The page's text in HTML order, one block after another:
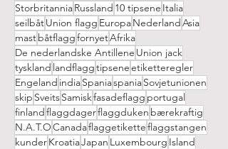
StorbritanniaRussland 10 tipsene Italia
seilbåtUnion flagg EuropaNederlandAsia
mastbåtflaggfornyetAfrika
De nederlandske Antillene Union jack
tyskland landflaggtipseneetiketteregler
Engeland indiaSpaniaspaniaSovjetunionen
skip SveitsSamiskfasadeflagg portugal
finlandflaggdagerflaggduken bærekraftig
N.A.T.OCanadaflaggetiketteflaggstangen
kunderKroatiaJapan Luxembourg Island